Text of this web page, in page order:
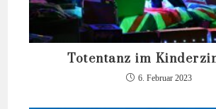
Totentanz im
6. Februar 2023